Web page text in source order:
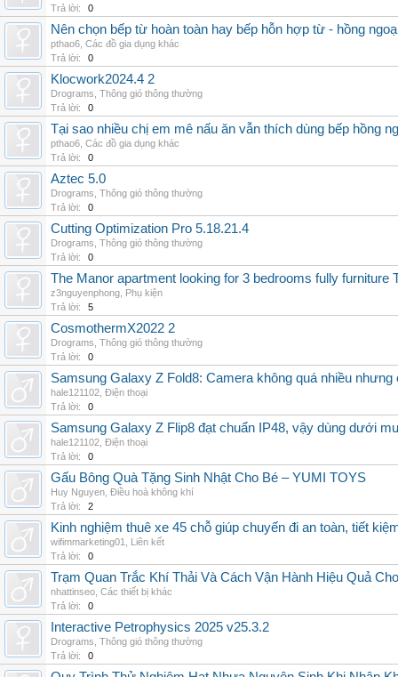
Trả lời:
0
Nên chọn bếp từ hoàn toàn hay bếp hỗn hợp từ - hồng
pthao6 Các đồ gia dụng khác
Trả lời:
0
Klocwork2024.4 2
Drograms Thông gió thông thường
Trả lời:
0
Tại sao nhiều chị em mê nấu ăn vẫn thích dùng bếp hồng
pthao6 Các đồ gia dụng khác
Trả lời:
0
Aztec 5.0
Drograms Thông gió thông thường
Trả lời:
0
Cutting Optimization Pro 5.18.21.4
Drograms Thông gió thông thường
Trả lời:
0
The Manor apartment looking for 3 bedrooms fully furniture
z3nguyenphong Phụ kiện
Trả lời:
5
CosmothermX2022 2
Drograms Thông gió thông thường
Trả lời:
0
Samsung Galaxy Z Fold8: Camera không quá nhiều nhưng
hale121102 Điện thoại
Trả lời:
0
Samsung Galaxy Z Flip8 đạt chuẩn IP48, vậy dùng dưới
hale121102 Điện thoại
Trả lời:
0
Gấu Bông Quà Tặng Sinh Nhật Cho Bé – YUMI TOYS
Huy Nguyen Điều hoà không khí
Trả lời:
2
Kinh nghiệm thuê xe 45 chỗ giúp chuyến đi an toàn, tiết
wifimmarketing01
Liên kết
Trả lời:
0
Trạm Quan Trắc Khí Thải Và Cách Vận Hành Hiệu Quả
nhattinseo Các thiết bị khác
Trả lời:
0
Interactive Petrophysics 2025 v25.3.2
Drograms Thông gió thông thường
Trả lời:
0